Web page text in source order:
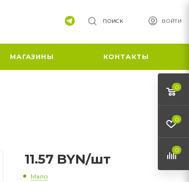
ВОЙТИ
ПОИСК
МАГАЗИНЫ КОНТАКТЫ
11.57 BYN/шт
Мало
0
0
0